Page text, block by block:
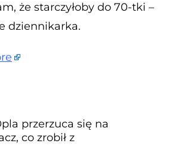
że starczyłoby do 70-tki –
dziennikarka.
przerzuca się na
co zrobił z